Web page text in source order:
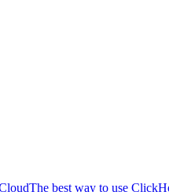
The best way to use